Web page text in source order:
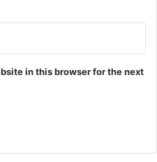
in this browser for the next